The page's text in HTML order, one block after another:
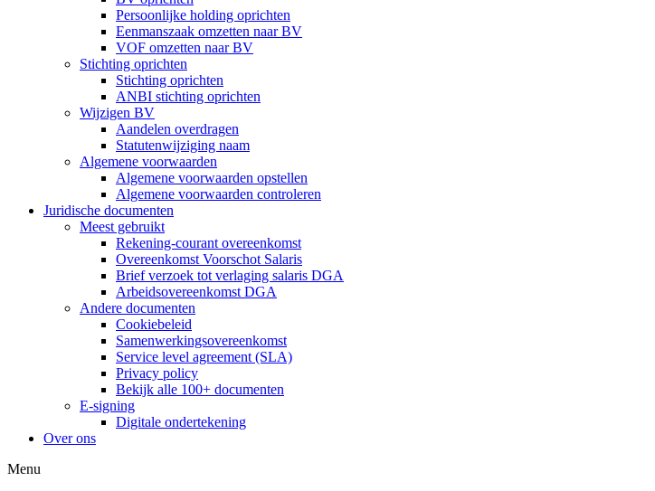
Persoonlijke holding oprichten
Eenmanszaak omzetten naar BV
VOF omzetten naar BV
Stichting oprichten
Stichting oprichten
ANBI stichting oprichten
Wijzigen BV
Aandelen overdragen
Statutenwijziging naam
Algemene voorwaarden
Algemene voorwaarden opstellen
Algemene voorwaarden controleren
Juridische documenten
Meest gebruikt
Rekening-courant overeenkomst
Overeenkomst Voorschot Salaris
Brief verzoek tot verlaging salaris DGA
Arbeidsovereenkomst DGA
Andere documenten
Cookiebeleid
Samenwerkingsovereenkomst
Service level agreement (SLA)
Privacy policy
Bekijk alle 100+ documenten
E-signing
Digitale ondertekening
Over ons
Menu